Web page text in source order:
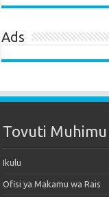
Ads
Tovuti Muhimu
Ikulu
Ofisi ya Makamu wa Rais